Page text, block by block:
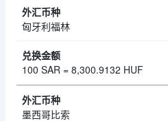
匈牙利福林
100 SAR = 8,300.9132 HUF
墨西哥比索